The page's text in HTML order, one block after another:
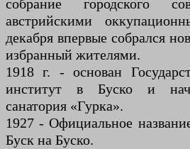
собрание городского
австрийскими
декабря впервые собрался
избранный жителями.
1918 г. - основан
институт в Буско и
санатория «Гурка».
1927 - Официальное
Буск на Буско.